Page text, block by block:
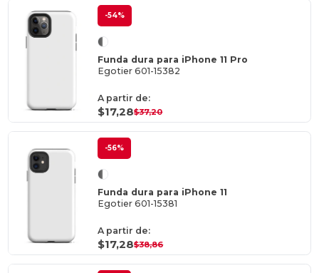
-54%
Funda dura para iPhone 11 Pro
Egotier 601-15382
A partir de:
$17,28$37,20
-56%
Funda dura para iPhone 11
Egotier 601-15381
A partir de:
$17,28$38,86